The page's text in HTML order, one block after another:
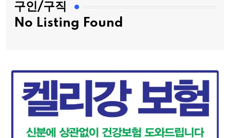
구인/구직
No Listing Found